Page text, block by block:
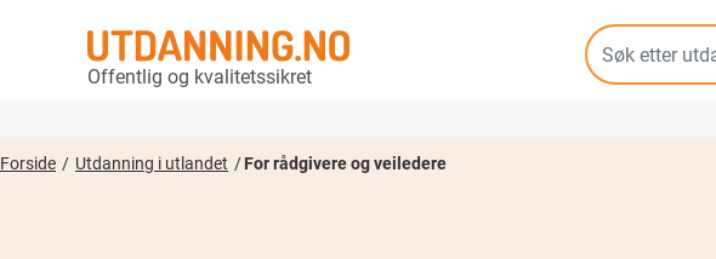
Offentlig og kvalitetssikret
Forside Utdanning i utlandet For rådgivere og veiledere